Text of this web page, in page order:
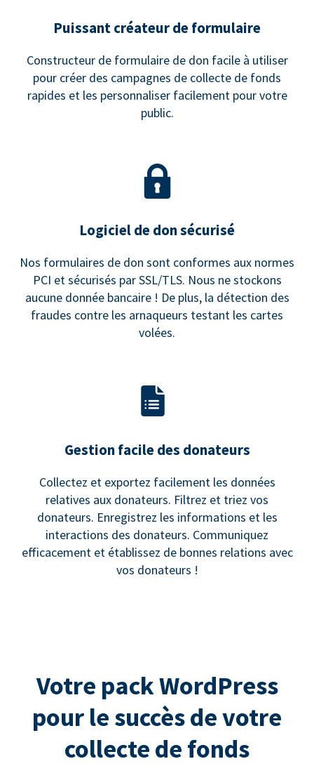
Puissant créateur de formulaire
Constructeur de formulaire de don facile à utiliser
pour créer des campagnes de collecte de fonds
rapides et les personnaliser facilement pour votre
public.
Logiciel de don sécurisé
Nos formulaires de don sont conformes aux normes
PCI et sécurisés par SSL/TLS. Nous ne stockons
aucune donnée bancaire ! De plus, la détection des
fraudes contre les arnaqueurs testant les cartes
volées.
Gestion facile des donateurs
Collectez et exportez facilement les données
relatives aux donateurs. Filtrez et triez vos
donateurs. Enregistrez les informations et les
interactions des donateurs. Communiquez
efficacement et établissez de bonnes relations avec
vos donateurs !
Votre pack WordPress
pour le succès de votre
collecte de fonds